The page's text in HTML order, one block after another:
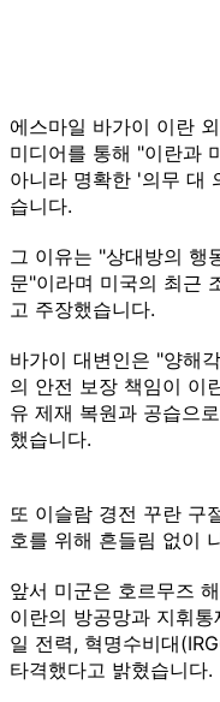
에스마일 바가이 이란
미디어를 통해 "이란과
아니라 명확한 '의무 대
습니다.
그 이유는 "상대방의 행
문"이라며 미국의 최근
고 주장했습니다.
바가이 대변인은 "양해
의 안전 보장 책임이 이
유 제재 복원과 공습으
했습니다.
또 이슬람 경전 꾸란 구
호를 위해 흔들림 없이
앞서 미군은 호르무즈
이란의 방공망과 지휘
일 전력, 혁명수비대
타격했다고 밝혔습니다.